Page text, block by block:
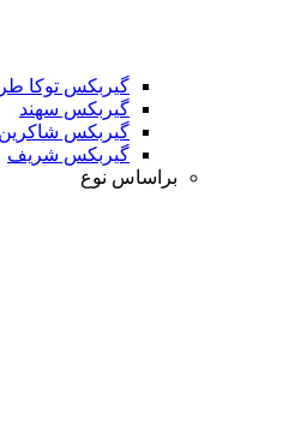
گیربکس توکا
گیربکس سهند
گیربکس شاکرین
گیربکس شریف
براساس نوع